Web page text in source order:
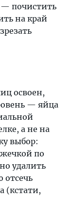
— почистить
на край
освоен,
— яйца
а не на
выбор:
по
удалить
отсечь
(кстати,